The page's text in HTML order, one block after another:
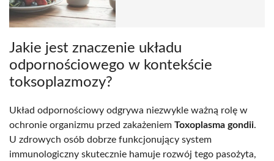
Jakie jest znaczenie układu
odpornościowego w kontekście
toksoplazmozy?
Układ odpornościowy odgrywa niezwykle ważną rolę w
ochronie organizmu przed zakażeniem Toxoplasma gondii.
U zdrowych osób dobrze funkcjonujący system
immunologiczny skutecznie hamuje rozwój tego pasożyta,